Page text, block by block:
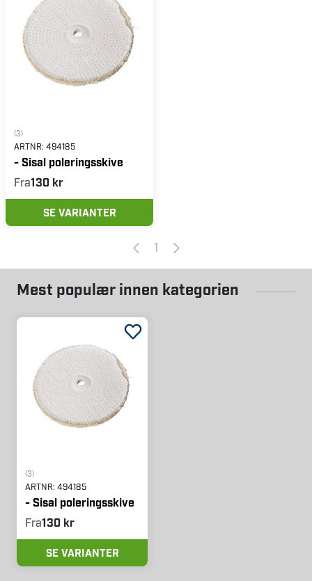
(3)
ARTNR: 494185
- Sisal poleringsskive
Fra130 kr
SE VARIANTER
1
Mest populær innen kategorien
(3)
ARTNR: 494185
- Sisal poleringsskive
Fra130 kr
SE VARIANTER